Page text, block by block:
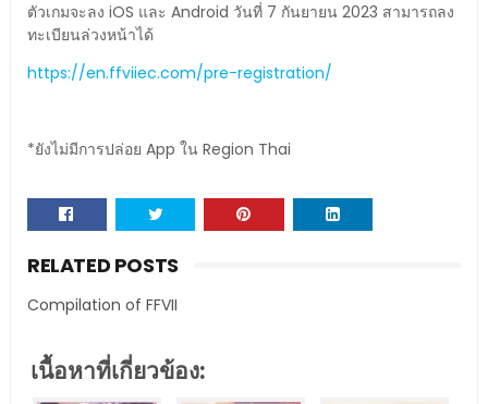
ตัวเกมจะลง iOS และ Android วันที่ 7 กันยายน 2023 สามารถลง
ทะเบียนล่วงหน้าได้
https://en.ffviiec.com/pre-registration/
*ยังไม่มีการปล่อย App ใน Region Thai
RELATED POSTS
Compilation of FFVII
เนื้อหาที่เกี่ยวข้อง: